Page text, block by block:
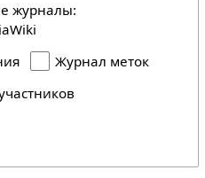
журналы:
Журнал меток